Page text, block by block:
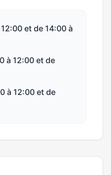
et de 14:00 à
à 12:00 et de
à 12:00 et de